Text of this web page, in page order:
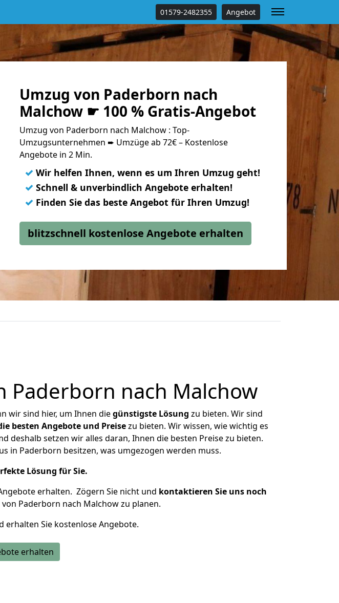
01579-2482355 Angebot
Umzug von Paderborn nach
Malchow ☛ 100 % Gratis-Angebot
Umzug von Paderborn nach Malchow : Top-
Umzugsunternehmen ➨ Umzüge ab 72€ – Kostenlose
Angebote in 2 Min.
✓ Wir helfen Ihnen, wenn es um Ihren Umzug geht!
✓ Schnell & unverbindlich Angebote erhalten!
✓ Finden Sie das beste Angebot für Ihren Umzug!
blitzschnell kostenlose Angebote erhalten
Paderborn nach Malchow
wir sind hier, um Ihnen diegünstigste Lösung zu bieten. Wir sind
besten Angebote und Preisezu bieten. Wir wissen, wie wichtig es
deshalb setzen wir alles daran, Ihnen die besten Preise zu bieten.
in Paderborn besitzen, was umgezogen werden muss.
Lösung für Sie.
erhalten. Zögern Sie nicht und kontaktieren Sie uns noch
Paderborn nach Malchow zu planen.
erhalten Sie kostenlose Angebote.
erhalten